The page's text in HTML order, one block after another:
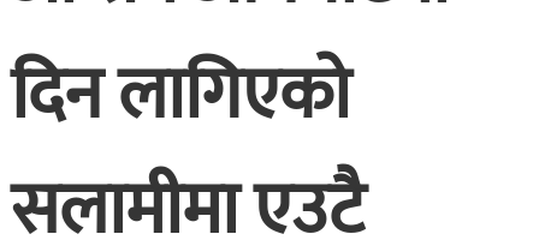
दिन लागिएको
सलामीमा एउटै